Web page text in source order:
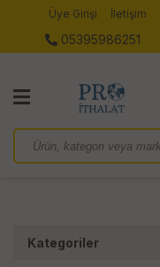
Üye Girişi İletişim
05395986251
Kategoriler